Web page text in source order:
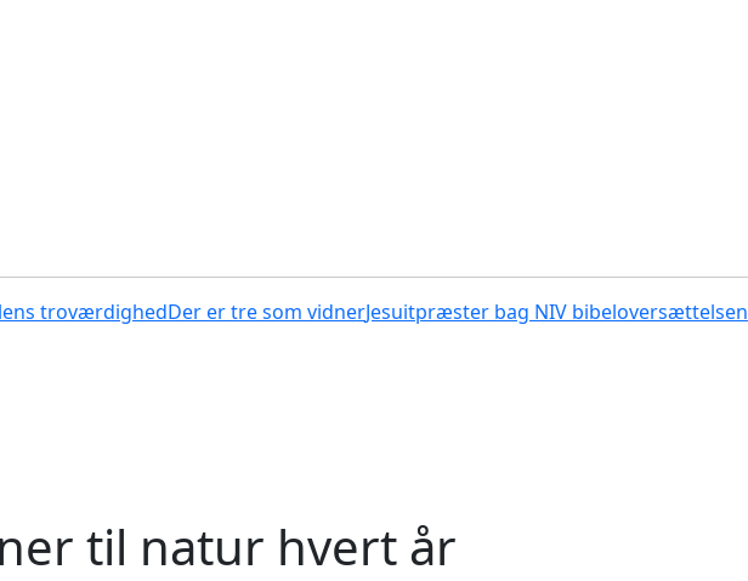
troværdighedDer er tre som vidnerJesuitpræster bag NIV bibeloversættelsen
til natur hvert år